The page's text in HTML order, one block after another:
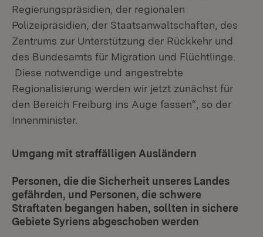
Regierungspräsidien, der regionalen
Polizeipräsidien, der Staatsanwaltschaften, des
Zentrums zur Unterstützung der Rückkehr und
des Bundesamts für Migration und Flüchtlinge.
Diese notwendige und angestrebte
Regionalisierung werden wir jetzt zunächst für
den Bereich Freiburg ins Auge fassen“, so der
Innenminister.
Umgang mit straffälligen Ausländern
Personen, die die Sicherheit unseres Landes
gefährden, und Personen, die schwere
Straftaten begangen haben, sollten in sichere
Gebiete Syriens abgeschoben werden